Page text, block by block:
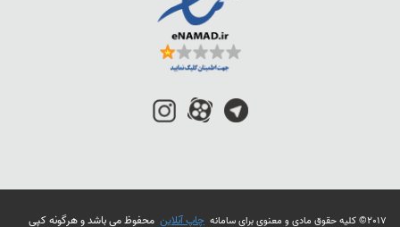
2017© کلیه حقوق مادی و معنوی برای سامانه چاپ آنلاین محفوظ می باشد و هرگونه کپی